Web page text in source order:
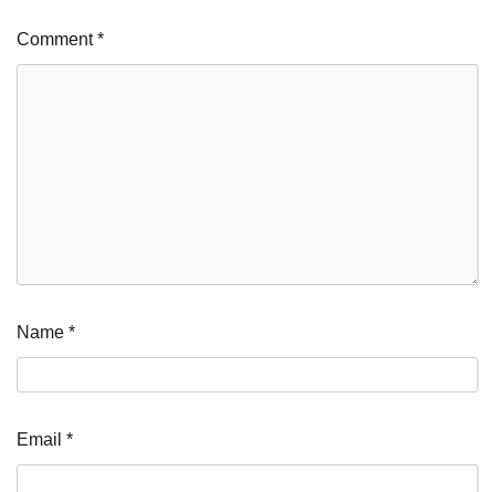
Comment*
Name *
Email *